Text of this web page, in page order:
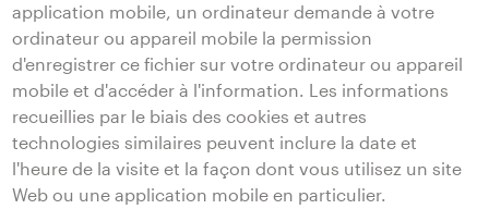
application mobile, un ordinateur demande à votre
ordinateur ou appareil mobile la permission
d'enregistrer ce fichier sur votre ordinateur ou appareil
mobile et d'accéder à l'information. Les informations
recueillies par le biais des cookies et autres
technologies similaires peuvent inclure la date et
l'heure de la visite et la façon dont vous utilisez un site
Web ou une application mobile en particulier.